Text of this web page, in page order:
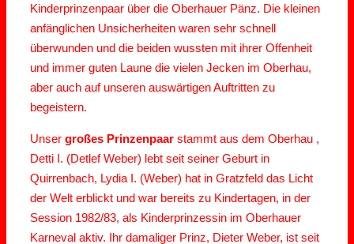
Kinderprinzenpaar über die Oberhauer Pänz. Die kleinen
anfänglichen Unsicherheiten waren sehr schnell
überwunden und die beiden wussten mit ihrer Offenheit
und immer guten Laune die vielen Jecken im Oberhau,
aber auch auf unseren auswärtigen Auftritten zu
begeistern.
Unser großes Prinzenpaar stammt aus dem Oberhau ,
Detti I. (Detlef Weber) lebt seit seiner Geburt in
Quirrenbach, Lydia I. (Weber) hat in Gratzfeld das Licht
der Welt erblickt und war bereits zu Kindertagen, in der
Session 1982/83, als Kinderprinzessin im Oberhauer
Karneval aktiv. Ihr damaliger Prinz, Dieter Weber, ist seit